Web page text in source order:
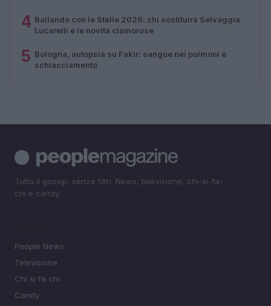
4 Ballando con le Stelle 2026: chi sostituirà Selvaggia
Lucarelli e le novità clamorose
5 Bologna, autopsia su Fakir: sangue nei polmoni e
schiacciamento
Tutto il gossip, senza filtri. News, televisione, chi-si-fa-
chi e candy.
People News
Televisione
Chi si fa chi
Candy